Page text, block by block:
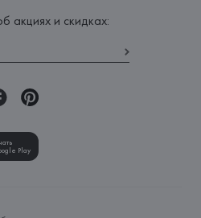
акциях и скидках:
Play